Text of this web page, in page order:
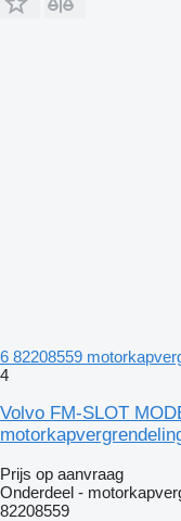
6 82208559
4
Volvo FM-SLOT
Prijs op aanvraag
Onderdeel -
82208559